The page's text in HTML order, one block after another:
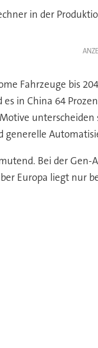
in der
Fahrzeuge bis
in China 64
unterscheiden
generelle
Bei der
Europa liegt nur